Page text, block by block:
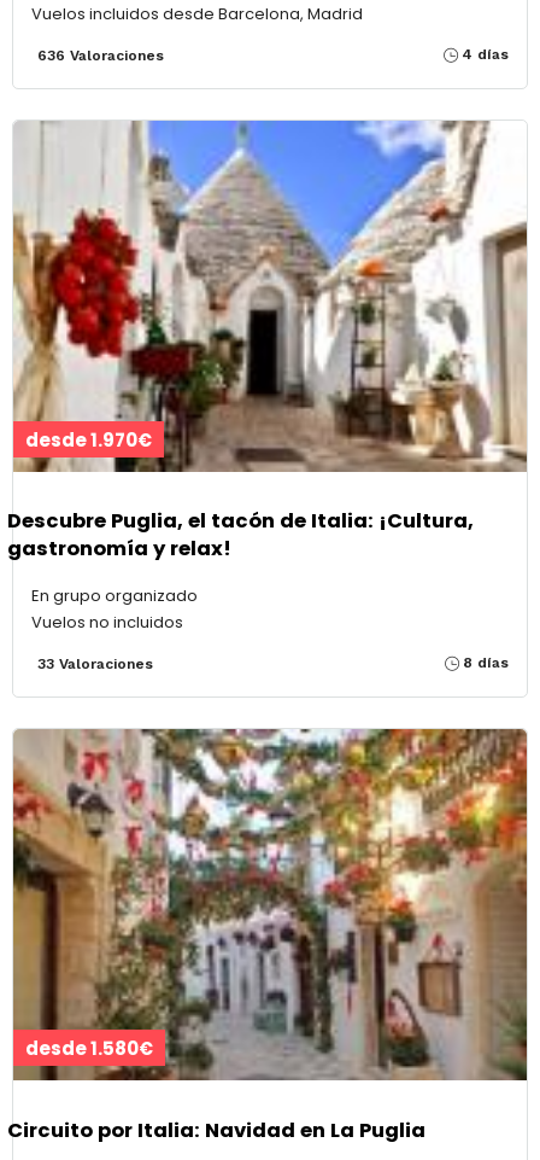
Vuelos incluidos desde Barcelona, Madrid
636 Valoraciones 4 días
desde 1.970€
Descubre Puglia, el tacón de Italia: ¡Cultura,
gastronomía y relax!
En grupo organizado
Vuelos no incluidos
33 Valoraciones 8 días
desde 1.580€
Circuito por Italia: Navidad en La Puglia